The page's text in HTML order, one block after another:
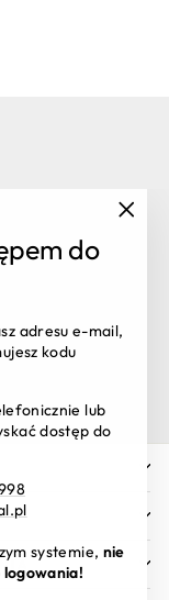
do
adresu e-mail,
kodu
lub
dostęp do
systemie, nie
się z